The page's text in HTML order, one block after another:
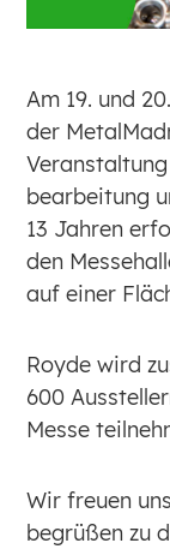
Am 19. und
der
bearbeitung
13 Jahren
den
auf einer
Royde wird
600
Messe
Wir freuen
begrüßen zu